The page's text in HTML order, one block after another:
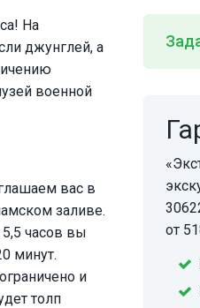
На
джунглей, а
военной
вас в
заливе.
часов вы
минут.
и
толп
от